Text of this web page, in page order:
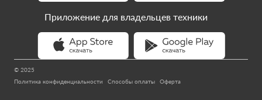
© 2025
Политика конфиденциальности
Способы оплаты Оферта
Приложение для владельцев техники